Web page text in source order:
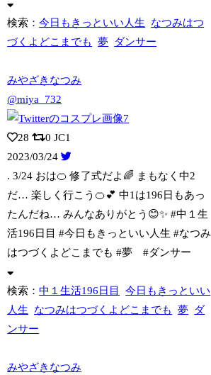
検索：今日もきっといい人生
なつみはつ
づくよどこまでも
夢 ダンサー
みやざきなつみ
@miya_732
28 0 JC1
2023/03/24
. 3/24 おは🍊 修了式だよ🌈 まもなく中2
だ… 楽しく行こう🍊💕 中1は196日もあっ
たんだね… みんなありがとう😊✨ #中１生
活196日目 #今日もきっといい人生 #なつみ
はつづくよどこまでも #夢 #ダンサー
検索：中１生活196日目
今日もきっといい
人生
なつみはつづくよどこまでも 夢
ダ
ンサー
みやざきなつみ